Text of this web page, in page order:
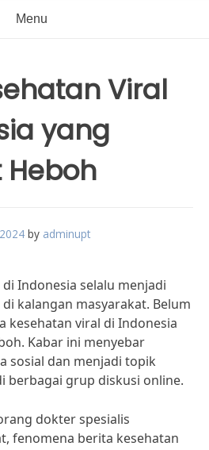
Menu
Viral
yang
by adminupt
Indonesia selalu menjadi
kalangan masyarakat. Belum
kesehatan viral di Indonesia
Kabar ini menyebar
sosial dan menjadi topik
berbagai grup diskusi online.
dokter spesialis
fenomena berita kesehatan